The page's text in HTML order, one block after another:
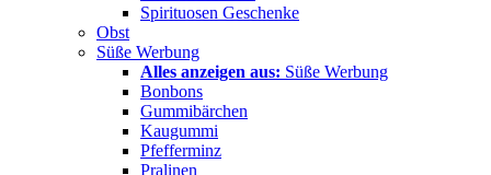
Spirituosen Geschenke
Obst
Süße Werbung
Alles anzeigen aus: Süße Werbung
Bonbons
Gummibärchen
Kaugummi
Pfefferminz
Pralinen